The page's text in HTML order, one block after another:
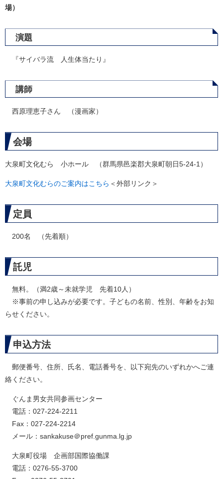
場）
演題
『サイバラ流 人生体当たり』
講師
西原理恵子さん （漫画家）
会場
大泉町文化むら 小ホール （群馬県邑楽郡大泉町朝日5-24-1）
大泉町文化むらのご案内はこちら ＜外部リンク＞
定員
200名 （先着順）
託児
無料。（満2歳～未就学児 先着10人）
※事前の申し込みが必要です。子どもの名前、性別、年齢をお知
らせください。
申込方法
郵便番号、住所、氏名、電話番号を、以下宛先のいずれかへご連
絡ください。
ぐんま男女共同参画センター
電話：027-224-2211
Fax：027-224-2214
メール：sankakuse＠pref.gunma.lg.jp
大泉町役場 企画部国際協働課
電話：0276-55-3700